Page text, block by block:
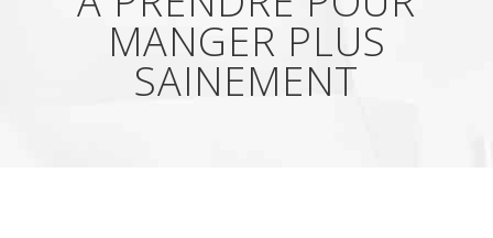
MANGER PLUS
SAINEMENT